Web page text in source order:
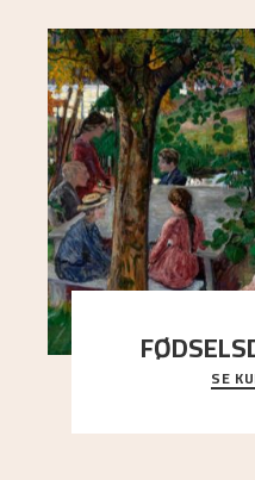
En gruppe
trekronene i
SE